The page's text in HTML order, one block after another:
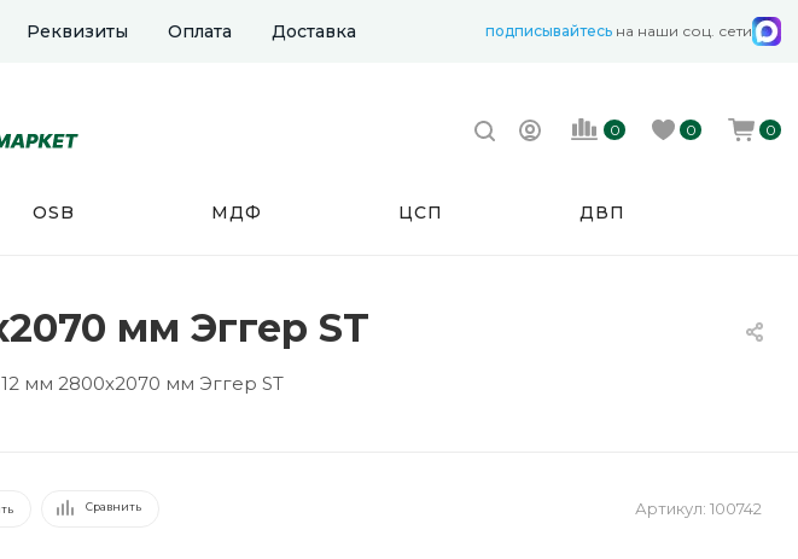
Реквизиты Оплата Доставка подписывайтесь на наши соц. сети
0 0 0
OSB МДФ ЦСП ДВП
мм Эггер ST
мм 2800х2070 мм Эггер ST
Сравнить Артикул: 100742